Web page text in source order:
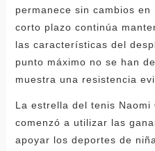
permanece sin cambios
corto plazo continúa
las características del
punto máximo no se han
muestra una resistencia
La estrella del tenis Naomi
comenzó a utilizar las
apoyar los deportes de